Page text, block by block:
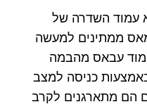
עמוד השדרה של
ממתינים למעשה
עבאס מהבמה
כניסה למצב
הם מתארגנים לקרב